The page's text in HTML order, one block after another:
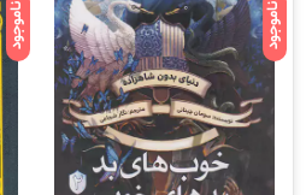
ناموجود ناموجود